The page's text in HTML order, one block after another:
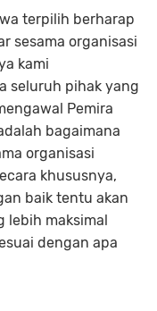
terpilih berharap
sesama organisasi
kami
seluruh pihak yang
Pemira
bagaimana
organisasi
khususnya,
baik tentu akan
lebih maksimal
dengan apa